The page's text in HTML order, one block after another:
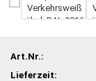
Art.Nr.:
Lieferzeit: